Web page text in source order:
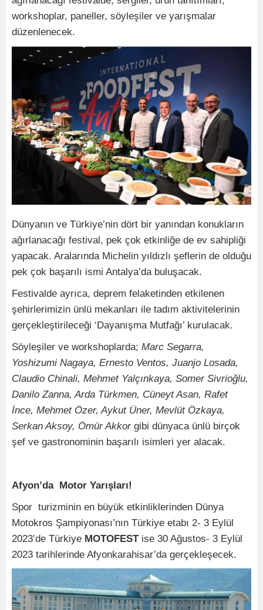
workshoplar, paneller, söyleşiler ve yarışmalar
düzenlenecek.
Dünyanın ve Türkiye’nin dört bir yanından konukların
ağırlanacağı festival, pek çok etkinliğe de ev sahipliği
yapacak. Aralarında Michelin yıldızlı şeflerin de olduğu
pek çok başarılı ismi Antalya’da buluşacak.
Festivalde ayrıca, deprem felaketinden etkilenen
şehirlerimizin ünlü mekanları ile tadım aktivitelerinin
gerçekleştirileceği ‘Dayanışma Mutfağı’ kurulacak.
Söyleşiler ve workshoplarda; Marc Segarra,
Yoshizumi Nagaya, Ernesto Ventos, Juanjo Losada,
Claudio Chinali, Mehmet Yalçınkaya, Somer Sivrioğlu,
Danilo Zanna, Arda Türkmen, Cüneyt Asan, Rafet
İnce, Mehmet Özer, Aykut Üner, Mevlüt Özkaya,
Serkan Aksoy, Ömür Akkor gibi dünyaca ünlü birçok
şef ve gastronominin başarılı isimleri yer alacak.
Afyon’da Motor Yarışları!
Spor turizminin en büyük etkinliklerinden Dünya
Motokros Şampiyonası’nın Türkiye etabı 2- 3 Eylül
2023’de Türkiye MOTOFESTise 30 Ağustos- 3 Eylül
2023 tarihlerinde Afyonkarahisar’da gerçekleşecek.